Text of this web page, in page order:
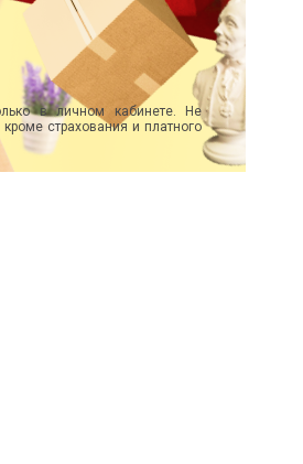
в личном кабинете. Не
страхования и платного